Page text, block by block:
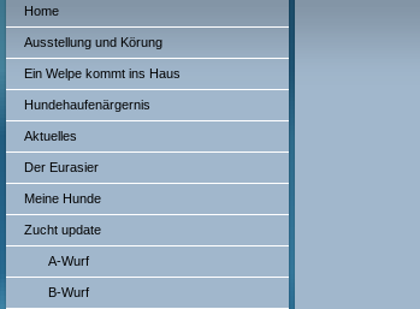
Home
Ausstellung und Körung
Ein Welpe kommt ins Haus
Hundehaufenärgernis
Aktuelles
Der Eurasier
Meine Hunde
Zucht update
A-Wurf
B-Wurf